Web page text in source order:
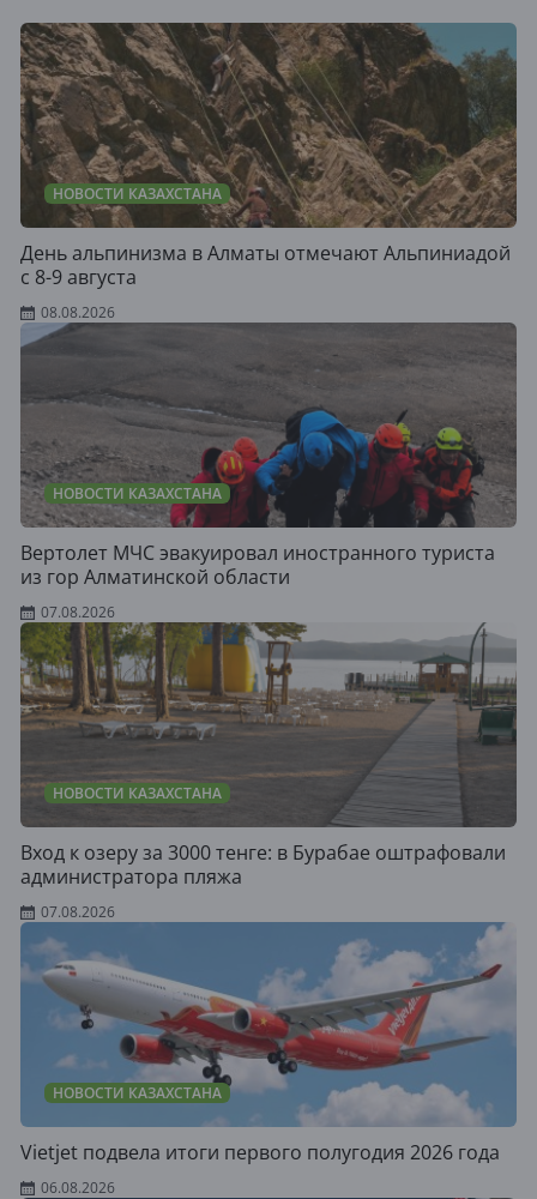
НОВОСТИ КАЗАХСТАНА
День альпинизма в Алматы отмечают Альпиниадой
с 8-9 августа
08.08.2026
НОВОСТИ КАЗАХСТАНА
Вертолет МЧС эвакуировал иностранного туриста
из гор Алматинской области
07.08.2026
НОВОСТИ КАЗАХСТАНА
Вход к озеру за 3000 тенге: в Бурабае оштрафовали
администратора пляжа
07.08.2026
НОВОСТИ КАЗАХСТАНА
Vietjet подвела итоги первого полугодия 2026 года
06.08.2026